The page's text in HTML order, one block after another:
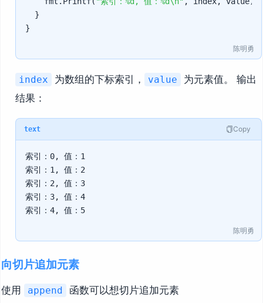
陈明勇
index 为数组的下标索引， value
为元素值。 输出
结果：
text Copy
索引：0, 值：1
索引：1, 值：2
索引：2, 值：3
索引：3, 值：4
索引：4, 值：5
陈明勇
向切片追加元素
使用 append 函数可以想切片追加元素